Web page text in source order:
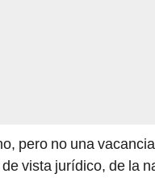
pero no una
vista jurídico, de la